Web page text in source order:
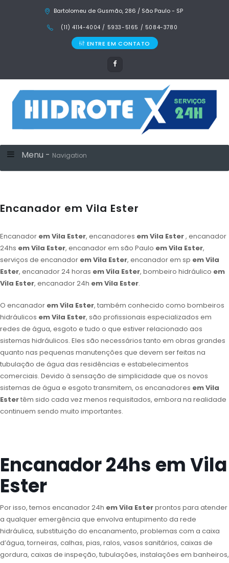
Bartolomeu de Gusmão, 286 / São Paulo - SP
(11) 4114-4004 / 5933-5165 / 5084-3780
ENTRE EM CONTATO
Menu - Navigation
Encanador em Vila Ester
Encanador em Vila Ester, encanadores em Vila Ester, encanador
24hs em Vila Ester, encanador em são Paulo em Vila Ester,
serviços de encanador em Vila Ester, encanador em sp em Vila
Ester, encanador 24 horas em Vila Ester, bombeiro hidráulico em
Vila Ester, encanador 24h em Vila Ester.
O encanador em Vila Ester, também conhecido como bombeiros
hidráulicos em Vila Ester, são profissionais especializados em
redes de água, esgoto e tudo o que estiver relacionado aos
sistemas hidráulicos. Eles são necessários tanto em obras grandes
quanto nas pequenas manutenções que devem ser feitas na
tubulação de água das residências e estabelecimentos
comerciais. Devido à sensação de simplicidade que os novos
sistemas de água e esgoto transmitem, os encanadores em Vila
Estertêm sido cada vez menos requisitados, embora na realidade
continuem sendo muito importantes.
Encanador 24hs em Vila
Ester
Por isso, temos encanador 24h em Vila Esterprontos para atender
a qualquer emergência que envolva entupimento da rede
hidráulica, substituição do encanamento, problemas com a caixa
d’água, torneiras, calhas, pias, ralos, vasos sanitários, caixas de
gordura, caixas de inspeção, tubulações, instalações em banheiros,